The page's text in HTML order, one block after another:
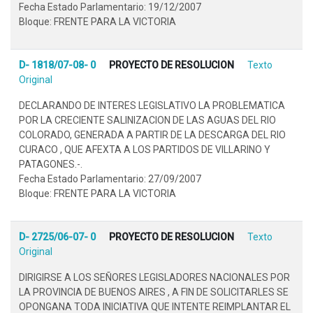
Fecha Estado Parlamentario: 19/12/2007
Bloque: FRENTE PARA LA VICTORIA
D- 1818/07-08- 0 PROYECTO DE RESOLUCION
Texto
Original
DECLARANDO DE INTERES LEGISLATIVO LA PROBLEMATICA
POR LA CRECIENTE SALINIZACION DE LAS AGUAS DEL RIO
COLORADO, GENERADA A PARTIR DE LA DESCARGA DEL RIO
CURACO , QUE AFEXTA A LOS PARTIDOS DE VILLARINO Y
PATAGONES.-.
Fecha Estado Parlamentario: 27/09/2007
Bloque: FRENTE PARA LA VICTORIA
D- 2725/06-07- 0 PROYECTO DE RESOLUCION
Texto
Original
DIRIGIRSE A LOS SEÑORES LEGISLADORES NACIONALES POR
LA PROVINCIA DE BUENOS AIRES , A FIN DE SOLICITARLES SE
OPONGANA TODA INICIATIVA QUE INTENTE REIMPLANTAR EL